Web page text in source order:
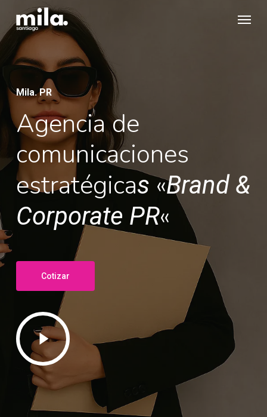
main
content
Mila. PR
Agencia de
comunicaciones
estratégicas«Brand &
Corporate PR«
Cotizar
Play
Video